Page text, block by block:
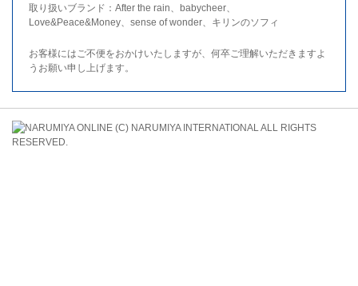
取り扱いブランド：After the rain、babycheer、
Love&Peace&Money、sense of wonder、キリンのソフィ
お客様にはご不便をおかけいたしますが、何卒ご理解いただきますよ
うお願い申し上げます。